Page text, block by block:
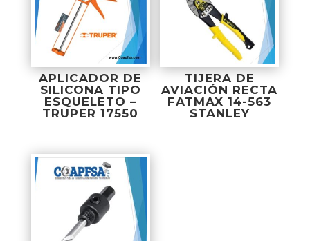
APLICADOR DE
SILICONA TIPO
ESQUELETO –
TRUPER 17550
TIJERA DE
AVIACIÓN RECTA
FATMAX 14-563
STANLEY